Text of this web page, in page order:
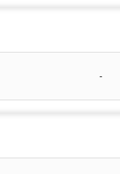
-